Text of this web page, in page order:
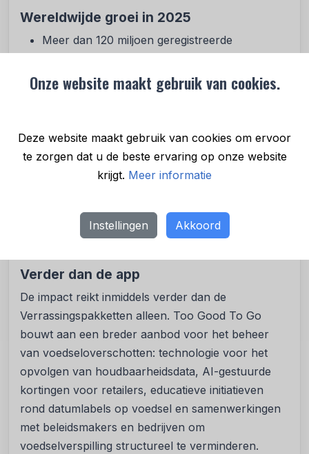
Onze website maakt gebruik van cookies.
Deze website maakt gebruik van cookies om ervoor
te zorgen dat u de beste ervaring op onze website
krijgt. Meer informatie
Instellingen Akkoord
Wereldwijde groei in 2025
Meer dan 120 miljoen geregistreerde
Meer dan 200.000 actieve partners in 20
Aanwezigheid in alle 50 Amerikaanse staten,
met lanceringen in 26 nieuwe steden
Meer dan 13,9 miljoen geredde maaltijden in de
naar Polen, waarmee de oplossing
Verder dan de app
De impact reikt inmiddels verder dan de
Verrassingspakketten alleen. Too Good To Go
bouwt aan een breder aanbod voor het beheer
van voedseloverschotten: technologie voor het
opvolgen van houdbaarheidsdata, AI-gestuurde
kortingen voor retailers, educatieve initiatieven
rond datumlabels op voedsel en samenwerkingen
met beleidsmakers en bedrijven om
voedselverspilling structureel te verminderen.